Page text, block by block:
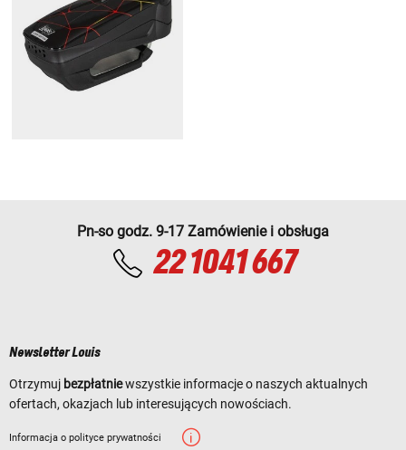
Pn-so godz. 9-17 Zamówienie i obsługa
22 1041 667
Newsletter Louis
Otrzymuj bezpłatniewszystkie informacje o naszych aktualnych
ofertach, okazjach lub interesujących nowościach.
Informacja o polityce prywatności